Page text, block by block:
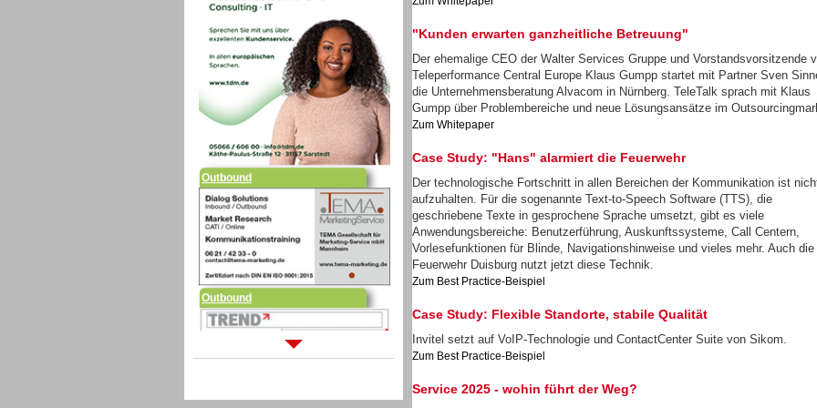
Outbound
Outbound
"Kunden erwarten ganzheitliche Betreuung"
Der ehemalige CEO der Walter Services Gruppe und Vorstandsvorsitzende
Teleperformance Central Europe Klaus Gumpp startet mit Partner Sven
die Unternehmensberatung Alvacom in Nürnberg. TeleTalk sprach mit Klaus
Gumpp über Problembereiche und neue Lösungsansätze im
Zum Whitepaper
Case Study: "Hans" alarmiert die Feuerwehr
Der technologische Fortschritt in allen Bereichen der Kommunikation ist
aufzuhalten. Für die sogenannte Text-to-Speech Software (TTS), die
geschriebene Texte in gesprochene Sprache umsetzt, gibt es viele
Anwendungsbereiche: Benutzerführung, Auskunftssysteme, Call Centern,
Vorlesefunktionen für Blinde, Navigationshinweise und vieles mehr. Auch die
Feuerwehr Duisburg nutzt jetzt diese Technik.
Zum Best Practice-Beispiel
Case Study: Flexible Standorte, stabile Qualität
Invitel setzt auf VoIP-Technologie und ContactCenter Suite von Sikom.
Zum Best Practice-Beispiel
Service 2025 - wohin führt der Weg?